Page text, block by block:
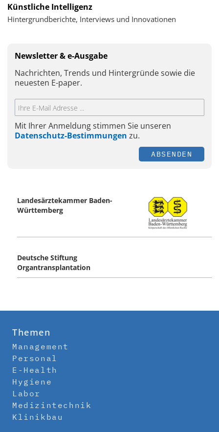
Künstliche Intelligenz
Hintergrundberichte, Interviews und Innovationen
Newsletter & e-Ausgabe
Nachrichten, Trends und Hintergründe sowie die
neuesten E-paper.
Mit Ihrer Anmeldung stimmen Sie unseren
Datenschutz-Bestimmungen zu.
ABSENDEN
Landesärztekammer Baden-
Württemberg
Deutsche Stiftung
Organtransplantation
Themen
Management
Personal
E-Health
Hygiene
Labor
Medizintechnik
Klinikbau